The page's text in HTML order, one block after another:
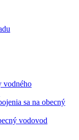
vodného
sa na obecný
vodovod